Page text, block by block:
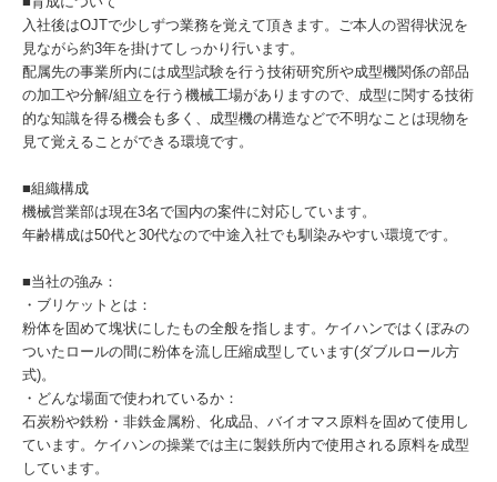
入社後はOJTで少しずつ業務を覚えて頂きます。ご本人の習得状況を
見ながら約3年を掛けてしっかり行います。
配属先の事業所内には成型試験を行う技術研究所や成型機関係の部品
の加工や分解/組立を行う機械工場がありますので、成型に関する技術
的な知識を得る機会も多く、成型機の構造などで不明なことは現物を
見て覚えることができる環境です。
■組織構成
機械営業部は現在3名で国内の案件に対応しています。
年齢構成は50代と30代なので中途入社でも馴染みやすい環境です。
■当社の強み：
・ブリケットとは：
粉体を固めて塊状にしたもの全般を指します。ケイハンではくぼみの
ついたロールの間に粉体を流し圧縮成型しています(ダブルロール方
式)。
・どんな場面で使われているか：
石炭粉や鉄粉・非鉄金属粉、化成品、バイオマス原料を固めて使用し
ています。ケイハンの操業では主に製鉄所内で使用される原料を成型
しています。